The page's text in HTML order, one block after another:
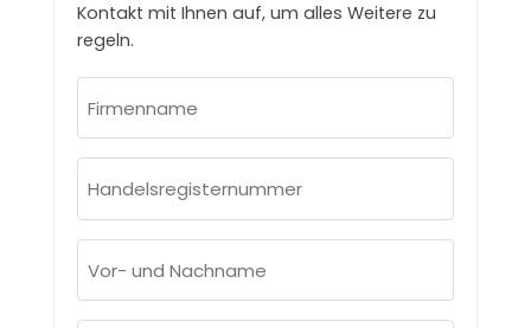
Kontakt mit Ihnen auf, um alles Weitere zu
regeln.
(erforderlich)
(erforderlich)
und